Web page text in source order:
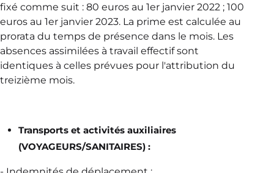
fixé comme suit : 80 euros au 1er janvier 2022 ; 100
euros au 1er janvier 2023. La prime est calculée au
prorata du temps de présence dans le mois. Les
absences assimilées à travail effectif sont
identiques à celles prévues pour l'attribution du
treizième mois.
Transports et activités auxiliaires
(VOYAGEURS/SANITAIRES) :